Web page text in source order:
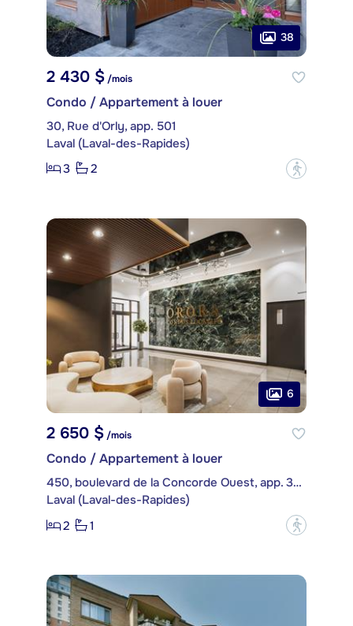
38
2 430 $ /mois
Condo / Appartement à louer
30, Rue d'Orly, app. 501
Laval (Laval-des-Rapides)
3
2 ?
6
2 650 $/mois
Condo / Appartement à louer
450, boulevard de la Concorde Ouest, app. 310
Laval (Laval-des-Rapides)
2
1 ?